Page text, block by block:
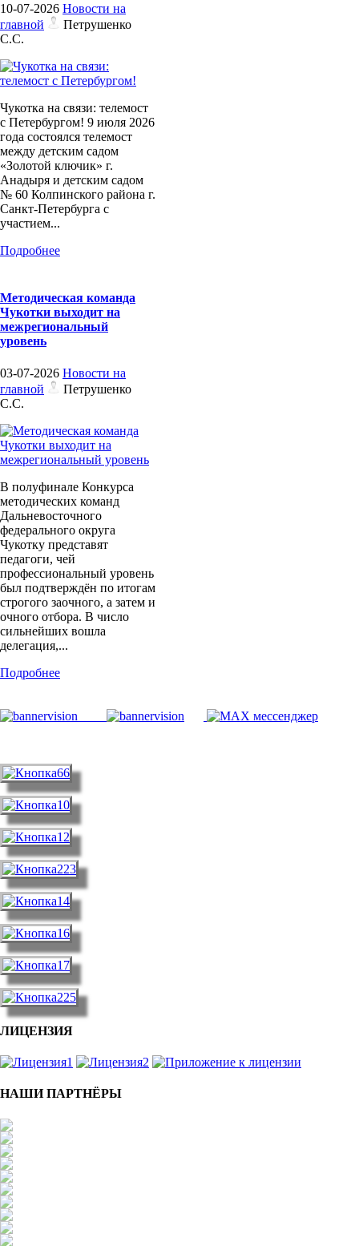
10-07-2026 Новости на
главной
Петрушенко
С.С.
Чукотка на связи: телемост
с Петербургом! 9 июля 2026
года состоялся телемост
между детским садом
«Золотой ключик» г.
Анадыря и детским садом
№ 60 Колпинского района г.
Санкт-Петербурга с
участием...
Подробнее
Методическая команда
Чукотки выходит на
межрегиональный
уровень
03-07-2026 Новости на
главной
Петрушенко
С.С.
В полуфинале Конкурса
методических команд
Дальневосточного
федерального округа
Чукотку представят
педагоги, чей
профессиональный уровень
был подтверждён по итогам
строгого заочного, а затем и
очного отбора. В число
сильнейших вошла
делегация,...
Подробнее
ЛИЦЕНЗИЯ
НАШИ ПАРТНЁРЫ